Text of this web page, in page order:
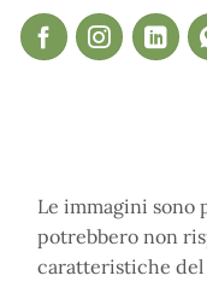
Le immagini sono
potrebbero non
caratteristiche